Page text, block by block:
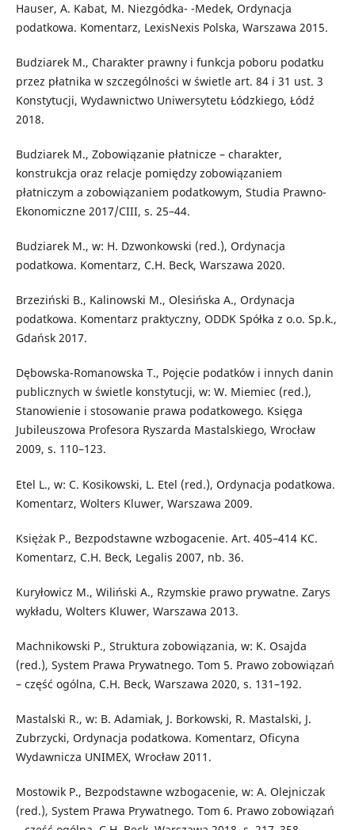
Hauser, A. Kabat, M. Niezgódka- -Medek, Ordynacja
podatkowa. Komentarz, LexisNexis Polska, Warszawa 2015.
Budziarek M., Charakter prawny i funkcja poboru podatku
przez płatnika w szczególności w świetle art. 84 i 31 ust. 3
Konstytucji, Wydawnictwo Uniwersytetu Łódzkiego, Łódź
2018.
Budziarek M., Zobowiązanie płatnicze – charakter,
konstrukcja oraz relacje pomiędzy zobowiązaniem
płatniczym a zobowiązaniem podatkowym, Studia Prawno-
Ekonomiczne 2017/CIII, s. 25–44.
Budziarek M., w: H. Dzwonkowski (red.), Ordynacja
podatkowa. Komentarz, C.H. Beck, Warszawa 2020.
Brzeziński B., Kalinowski M., Olesińska A., Ordynacja
podatkowa. Komentarz praktyczny, ODDK Spółka z o.o. Sp.k.,
Gdańsk 2017.
Dębowska-Romanowska T., Pojęcie podatków i innych danin
publicznych w świetle konstytucji, w: W. Miemiec (red.),
Stanowienie i stosowanie prawa podatkowego. Księga
Jubileuszowa Profesora Ryszarda Mastalskiego, Wrocław
2009, s. 110–123.
Etel L., w: C. Kosikowski, L. Etel (red.), Ordynacja podatkowa.
Komentarz, Wolters Kluwer, Warszawa 2009.
Księżak P., Bezpodstawne wzbogacenie. Art. 405–414 KC.
Komentarz, C.H. Beck, Legalis 2007, nb. 36.
Kuryłowicz M., Wiliński A., Rzymskie prawo prywatne. Zarys
wykładu, Wolters Kluwer, Warszawa 2013.
Machnikowski P., Struktura zobowiązania, w: K. Osajda
(red.), System Prawa Prywatnego. Tom 5. Prawo zobowiązań
– część ogólna, C.H. Beck, Warszawa 2020, s. 131–192.
Mastalski R., w: B. Adamiak, J. Borkowski, R. Mastalski, J.
Zubrzycki, Ordynacja podatkowa. Komentarz, Oficyna
Wydawnicza UNIMEX, Wrocław 2011.
Mostowik P., Bezpodstawne wzbogacenie, w: A. Olejniczak
(red.), System Prawa Prywatnego. Tom 6. Prawo zobowiązań